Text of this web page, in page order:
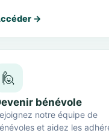
→
🙋
bénévole
notre équipe de
et aidez les